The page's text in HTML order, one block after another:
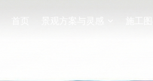
首页 景观方案与灵感 施工